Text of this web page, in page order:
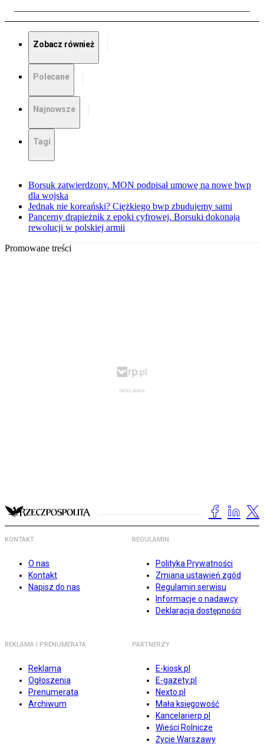
Zobacz również
Polecane
Najnowsze
Tagi
Borsuk zatwierdzony. MON podpisał umowę na nowe bwp
dla wojska
Jednak nie koreański? Ciężkiego bwp zbudujemy sami
Pancerny drapieżnik z epoki cyfrowej. Borsuki dokonają
rewolucji w polskiej armii
Promowane treści
KONTAKT
O nas
Kontakt
Napisz do nas
REGULAMIN
Polityka Prywatności
Zmiana ustawień zgód
Regulamin serwisu
Informacje o nadawcy
Deklaracja dostępności
REKLAMA I PRENUMERATA
Reklama
Ogłoszenia
Prenumerata
Archiwum
PARTNERZY
E-kiosk.pl
E-gazety.pl
Nexto.pl
Mała księgowość
Kancelarierp.pl
Wieści Rolnicze
Życie Warszawy